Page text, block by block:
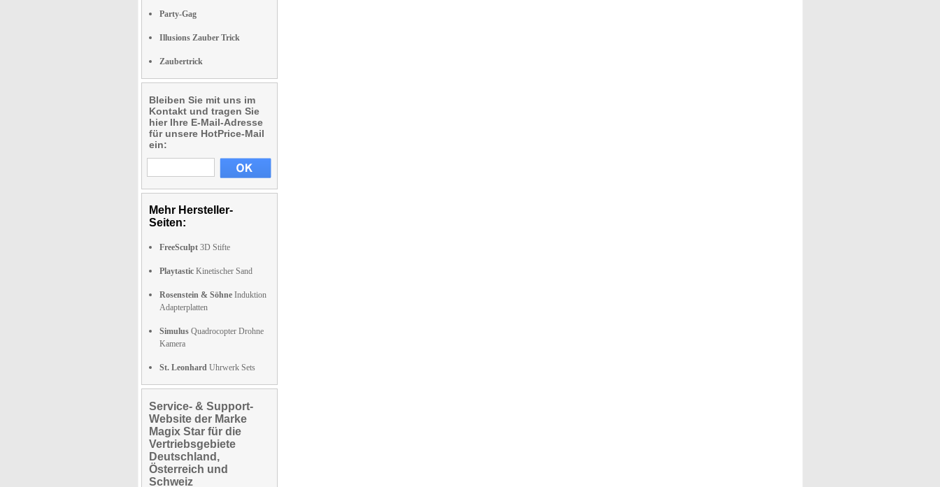
Party-Gag
Illusions Zauber Trick
Zaubertrick
Bleiben Sie mit uns im
Kontakt und tragen Sie
hier Ihre E-Mail-Adresse
für unsere HotPrice-Mail
ein:
Mehr Hersteller-
Seiten:
FreeSculpt 3D Stifte
Playtastic Kinetischer Sand
Rosenstein & Söhne Induktion
Adapterplatten
Simulus Quadrocopter Drohne
Kamera
St. Leonhard Uhrwerk Sets
Service- & Support-
Website der Marke
Magix Star für die
Vertriebsgebiete
Deutschland,
Österreich und
Schweiz